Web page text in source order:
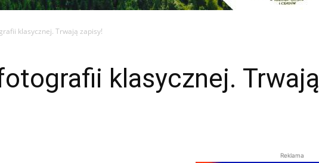
klasycznej. Trwają zapisy!
klasycznej. Trwają
Reklama